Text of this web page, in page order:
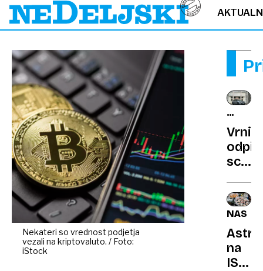
Nekateri so vrednost podjetja
vezali na kriptovaluto. / Foto:
iStock
SEM
IN
TJA
vrača
kot
NASA
na
ISS